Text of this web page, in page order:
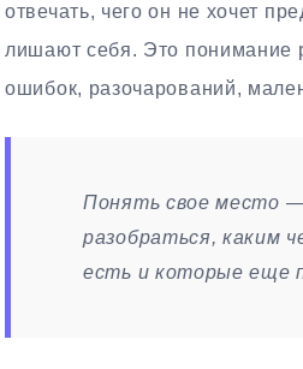
отвечать, чего он не хочет
лишают себя. Это понимание
ошибок, разочарований,
Понять свое место
разобраться, каким
есть и которые еще